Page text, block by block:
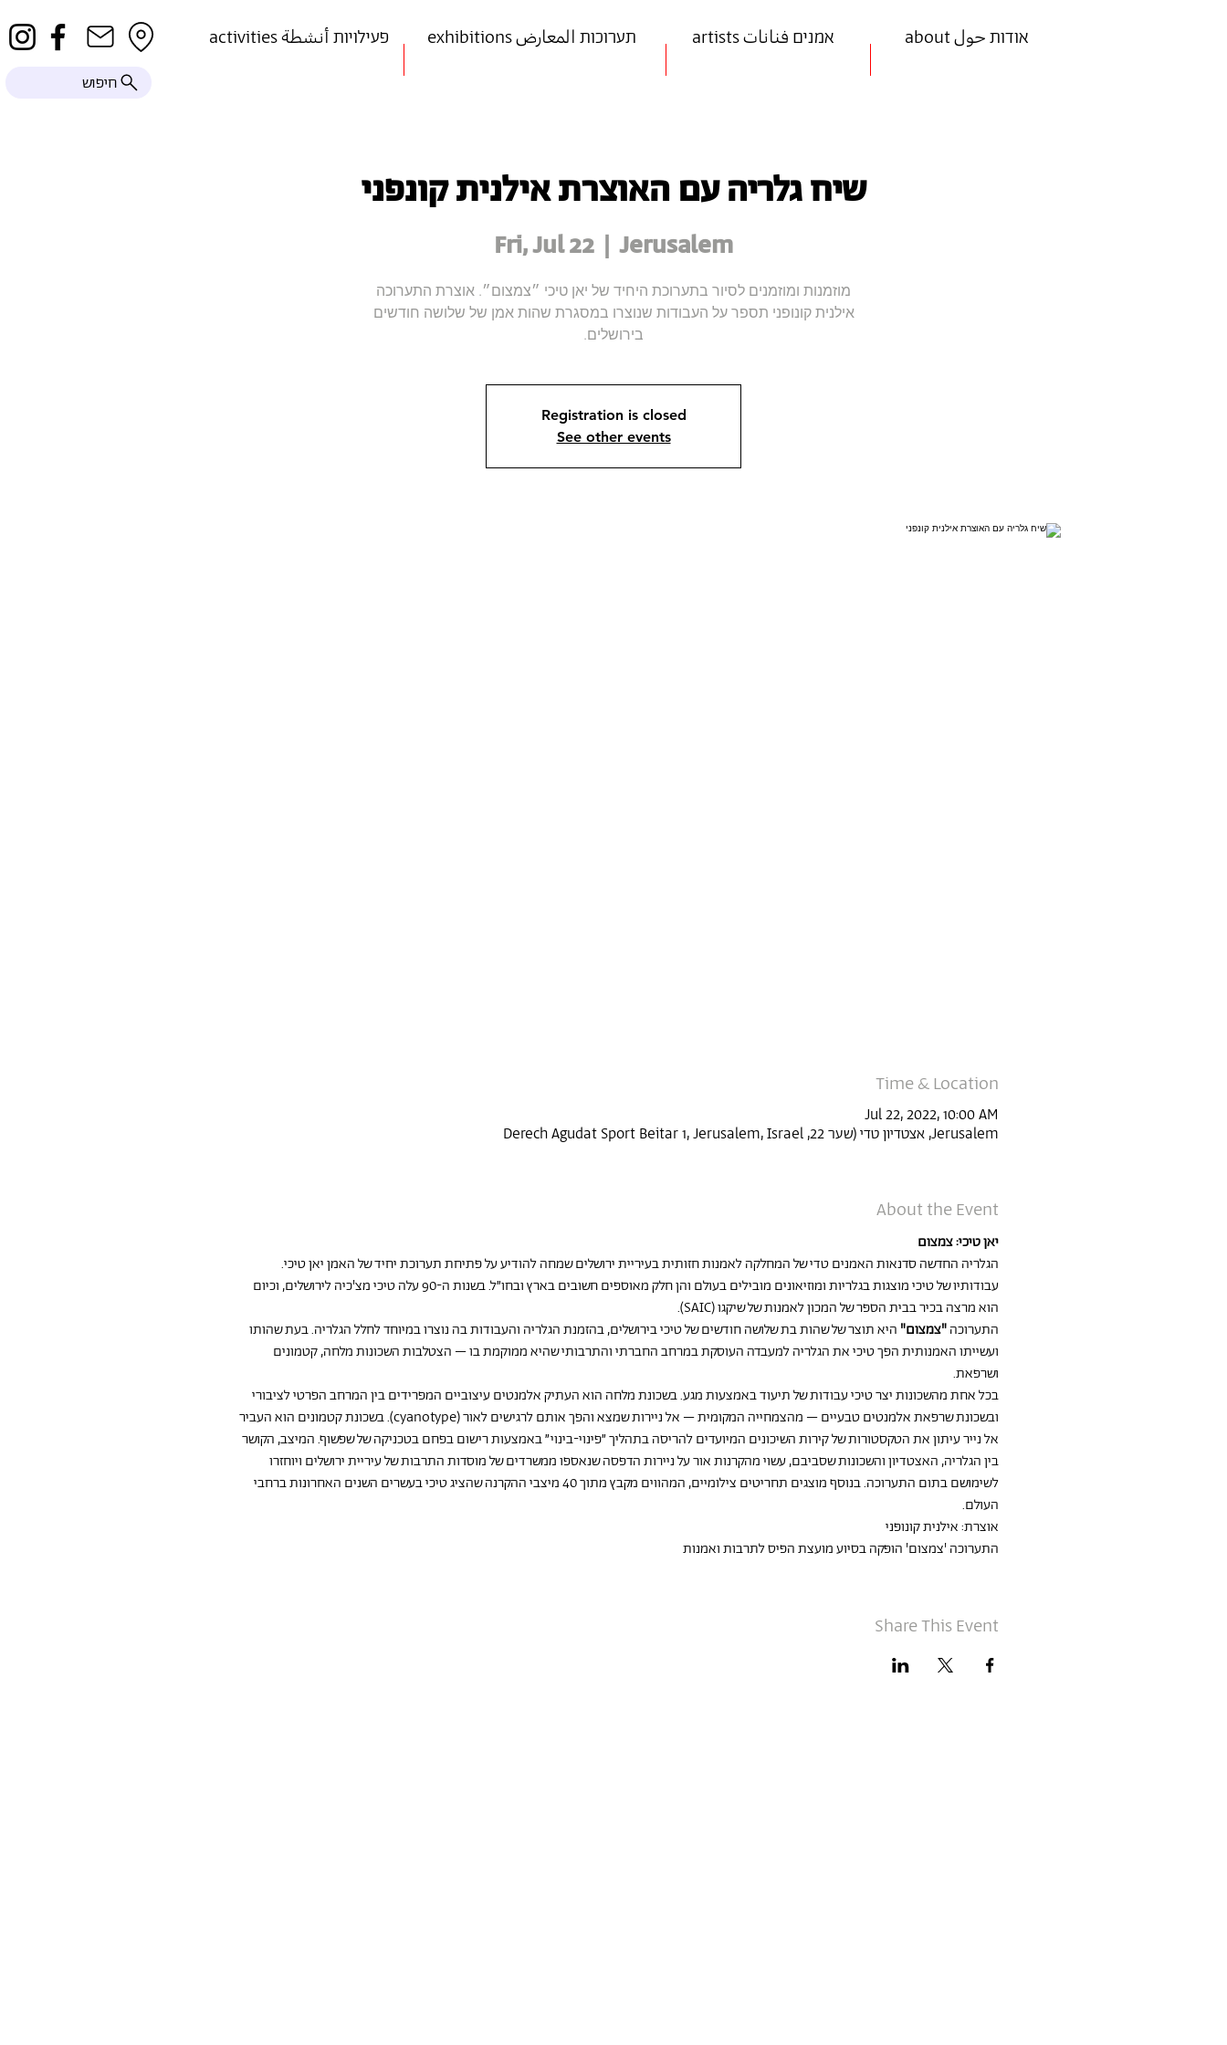
חיפוש
activities פעילויות أنشطة exhibitions תערוכות المعارض artists אמנים فنانات about אודות حول
שיח גלריה עם האוצרת אילנית קונפני
Fri, Jul 22
  |
Jerusalem
מוזמנות ומוזמנים לסיור בתערוכת היחיד של יאן טיכי ״צמצום״. אוצרת התערוכה
אילנית קונופני תספר על העבודות שנוצרו במסגרת שהות אמן של שלושה חודשים
בירושלים.
Registration is closed
See other events
Time & Location
Jul 22, 2022, 10:00 AM
Jerusalem, אצטדיון טדי (שער 22, Derech Agudat Sport Beitar 1, Jerusalem, Israel
About the Event
יאן טיכי: צמצום
הגלריה החדשה סדנאות האמנים טדי של המחלקה לאמנות חזותית בעיריית ירושלים שמחה להודיע על פתיחת תערוכת יחיד של האמן יאן טיכי.
עבודותיו של טיכי מוצגות בגלריות ומוזיאונים מובילים בעולם והן חלק מאוספים חשובים בארץ ובחו״ל. בשנות ה-90 עלה טיכי מצ'כיה לירושלים, וכיום
הוא מרצה בכיר בבית הספר של המכון לאמנות של שיקגו (SAIC).
התערוכה "צמצום" היא תוצר של שהות בת שלושה חודשים של טיכי בירושלים, בהזמנת הגלריה והעבודות בה נוצרו במיוחד לחלל הגלריה. בעת שהותו
ועשייתו האמנותית הפך טיכי את הגלריה למעבדה העוסקת במרחב החברתי והתרבותי שהיא ממוקמת בו – הצטלבות השכונות מלחה, קטמונים
ושרפאת.
בכל אחת מהשכונות יצר טיכי עבודות של תיעוד באמצעות מגע. בשכונת מלחה הוא העתיק אלמנטים עיצוביים המפרידים בין המרחב הפרטי לציבורי
ובשכונת שרפאת אלמנטים טבעיים – מהצמחייה המקומית – אל ניירות שמצא והפך אותם לרגישים לאור (cyanotype). בשכונת קטמונים הוא העביר
אל נייר עיתון את הטקסטורות של קירות השיכונים המיועדים להריסה בתהליך ״פינוי-בינוי״ באמצעות רישום בפחם בטכניקה של שפשוף. המיצב, הקושר
בין הגלריה, האצטדיון והשכונות שסביבם, עשוי מהקרנות אור על ניירות הדפסה שנאספו ממשרדים של מוסדות התרבות של עיריית ירושלים ויוחזרו
לשימושם בתום התערוכה. בנוסף מוצגים תחריטים צילומיים, המהווים מקבץ מתוך 40 מיצבי ההקרנה שהציג טיכי בעשרים השנים האחרונות ברחבי
העולם.
אוצרת: אילנית קונופני
התערוכה 'צמצום' הופקה בסיוע מועצת הפיס לתרבות ואמנות
Share This Event